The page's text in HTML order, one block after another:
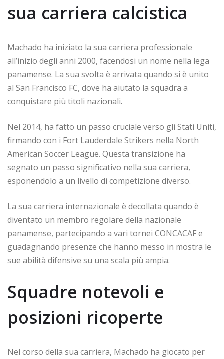
sua carriera calcistica
Machado ha iniziato la sua carriera professionale
all’inizio degli anni 2000, facendosi un nome nella lega
panamense. La sua svolta è arrivata quando si è unito
al San Francisco FC, dove ha aiutato la squadra a
conquistare più titoli nazionali.
Nel 2014, ha fatto un passo cruciale verso gli Stati Uniti,
firmando con i Fort Lauderdale Strikers nella North
American Soccer League. Questa transizione ha
segnato un passo significativo nella sua carriera,
esponendolo a un livello di competizione diverso.
La sua carriera internazionale è decollata quando è
diventato un membro regolare della nazionale
panamense, partecipando a vari tornei CONCACAF e
guadagnando presenze che hanno messo in mostra le
sue abilità difensive su una scala più ampia.
Squadre notevoli e
posizioni ricoperte
Nel corso della sua carriera, Machado ha giocato per